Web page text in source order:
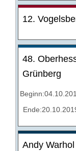
12.
48.
Grünberg
Andy